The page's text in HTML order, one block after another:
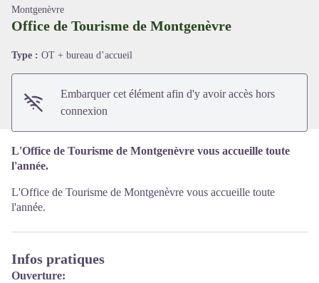
Montgenèvre
Office de Tourisme de Montgenèvre
Type : OT + bureau d’accueil
Embarquer cet élément afin d'y avoir accès hors
connexion
L'Office de Tourisme de Montgenèvre vous accueille toute
l'année.
L'Office de Tourisme de Montgenèvre vous accueille toute
l'année.
Infos pratiques
Ouverture: